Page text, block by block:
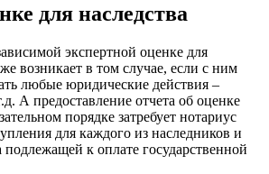
для наследства
экспертной оценке для
возникает в том случае, если с ним
любые юридические действия –
А предоставление отчета об оценке
порядке затребует нотариус
для каждого из наследников и
подлежащей к оплате государственной